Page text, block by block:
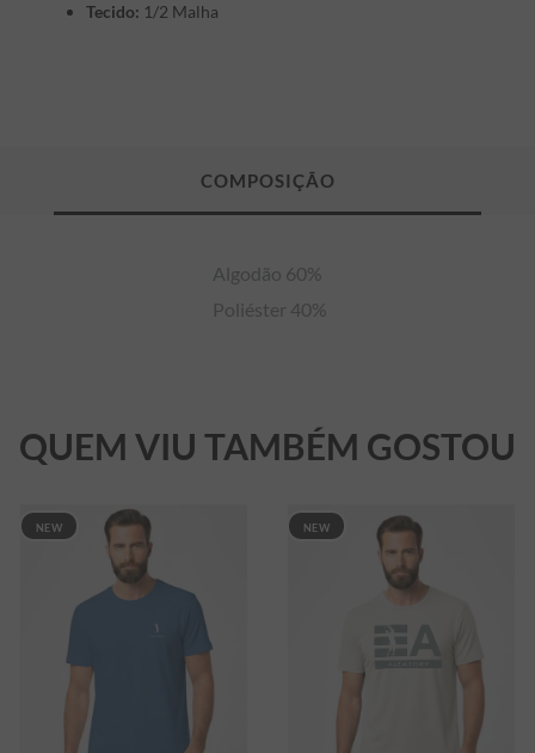
Tecido: 1/2 Malha
Algodão 60%
Poliéster 40%
QUEM VIU TAMBÉM GOSTOU
NEW NEW